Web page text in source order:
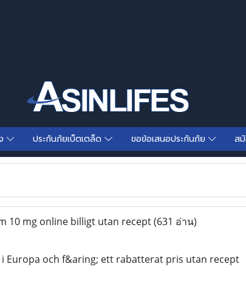
ประกันภัยเบ็ตเตล็ด ขอข้อเสนอประกันภัย ส
10 mg online billigt utan recept(631 อ่าน)
Europa och f&aring; ett rabatterat pris utan recept